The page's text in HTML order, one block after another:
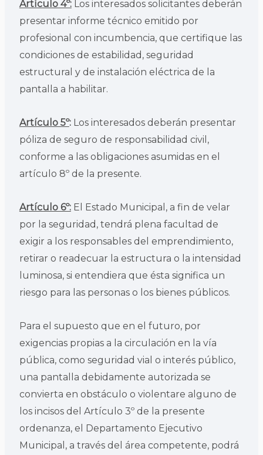
Artículo 4º:Los interesados solicitantes deberán
presentar informe técnico emitido por
profesional con incumbencia, que certifique las
condiciones de estabilidad, seguridad
estructural y de instalación eléctrica de la
pantalla a habilitar.
Artículo 5º:Los interesados deberán presentar
póliza de seguro de responsabilidad civil,
conforme a las obligaciones asumidas en el
artículo 8º de la presente.
Artículo 6º:El Estado Municipal, a fin de velar
por la seguridad, tendrá plena facultad de
exigir a los responsables del emprendimiento,
retirar o readecuar la estructura o la intensidad
luminosa, si entendiera que ésta significa un
riesgo para las personas o los bienes públicos.
Para el supuesto que en el futuro, por
exigencias propias a la circulación en la vía
pública, como seguridad vial o interés público,
una pantalla debidamente autorizada se
convierta en obstáculo o violentare alguno de
los incisos del Artículo 3º de la presente
ordenanza, el Departamento Ejecutivo
Municipal, a través del área competente, podrá